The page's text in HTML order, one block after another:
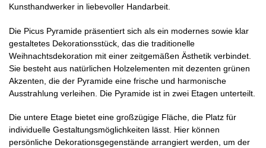
Kunsthandwerker in liebevoller Handarbeit.
Die Picus Pyramide präsentiert sich als ein modernes sowie klar
gestaltetes Dekorationsstück, das die traditionelle
Weihnachtsdekoration mit einer zeitgemäßen Ästhetik verbindet.
Sie besteht aus natürlichen Holzelementen mit dezenten grünen
Akzenten, die der Pyramide eine frische und harmonische
Ausstrahlung verleihen. Die Pyramide ist in zwei Etagen unterteilt.
Die untere Etage bietet eine großzügige Fläche, die Platz für
individuelle Gestaltungsmöglichkeiten lässt. Hier können
persönliche Dekorationsgegenstände arrangiert werden, um der